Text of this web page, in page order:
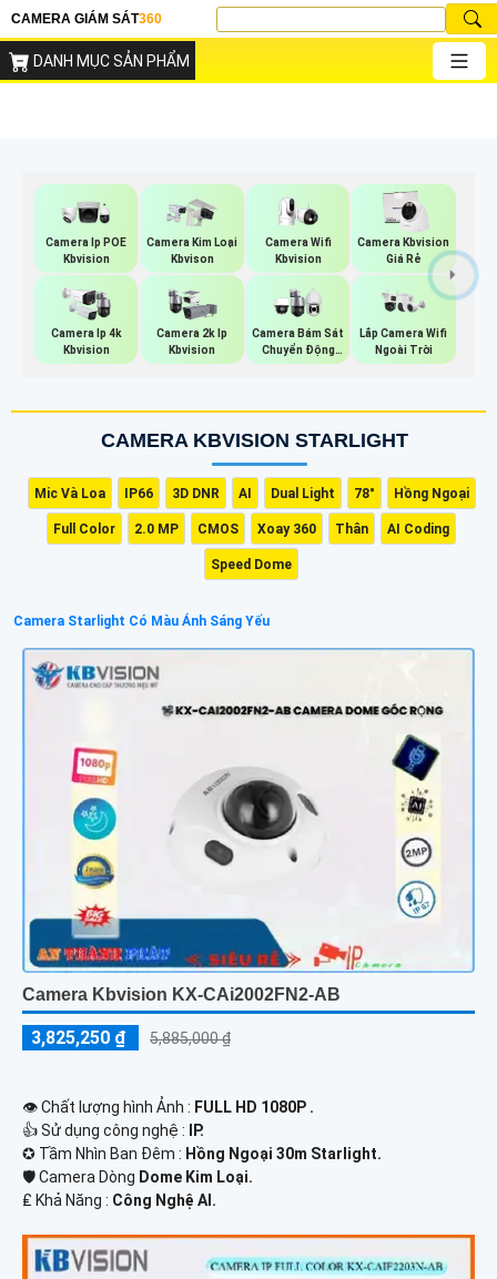
CAMERA GIÁM SÁT360
DANH MỤC SẢN PHẨM
Camera Ip POE
Kbvision
Camera Kim Loại
Kbvison
Camera Wifi
Kbvision
Camera Kbvision
Giá Rẻ
Camera Ip 4k
Kbvision
Camera 2k Ip
Kbvision
Camera Bám Sát
Chuyển Động
Kbvision
Lắp Camera Wifi
Ngoài Trời
CAMERA KBVISION STARLIGHT
Mic Và Loa IP66 3D DNR AI Dual Light 78° Hồng Ngoại
Full Color 2.0 MP CMOS Xoay 360 Thân AI Coding
Speed Dome
Camera Starlight Có Màu Ánh Sáng Yếu
Camera Kbvision KX-CAi2002FN2-AB
3,825,250 ₫ 5,885,000 ₫
👁 Chất lượng hình Ảnh : FULL HD 1080P .
👍 Sử dụng công nghệ :
IP.
✪ Tầm Nhìn Ban Đêm : Hồng Ngoại 30m Starlight.
🛡 Camera Dòng Dome Kim Loại.
️₤ Khả Năng : Công Nghệ AI.